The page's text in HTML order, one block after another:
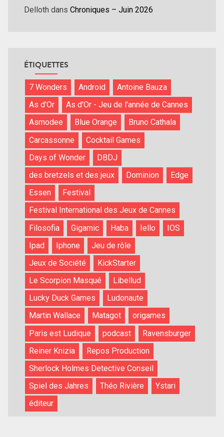
Delloth dans Chroniques – Juin 2026
ÉTIQUETTES
7 Wonders Android
Antoine Bauza
As d'Or
As d'Or - Jeu de l'année de Cannes
Asmodee
Blue Orange
Bruno Cathala
Carcassonne
Cocktail Games
Days of Wonder
DBDJ
des bretzels et des jeux
Dominion
Edge
Essen
Festival
Festival International des Jeux de Cannes
Filosofia
Gigamic Haba Iello
IOS
Ipad
Iphone
Jeu de rôle
Jeux de Société
KickStarter
Le Scorpion Masqué
Libellud
Lucky Duck Games
Ludonaute
Martin Wallace
Matagot
origames
Paris est Ludique
podcast
Ravensburger
Reiner Knizia
Repos Production
Sherlock Holmes Detective Conseil
Spiel des Jahres
Théo Rivière
Ystari
éditeur